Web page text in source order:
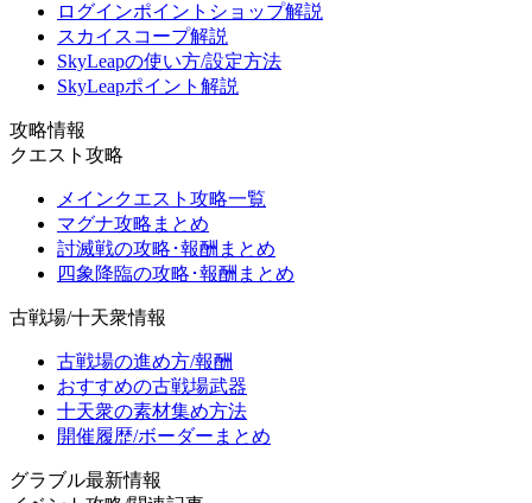
ログインポイントショップ解説
スカイスコープ解説
SkyLeapの使い方/設定方法
SkyLeapポイント解説
攻略情報
クエスト攻略
メインクエスト攻略一覧
マグナ攻略まとめ
討滅戦の攻略･報酬まとめ
四象降臨の攻略･報酬まとめ
古戦場/十天衆情報
古戦場の進め方/報酬
おすすめの古戦場武器
十天衆の素材集め方法
開催履歴/ボーダーまとめ
グラブル最新情報